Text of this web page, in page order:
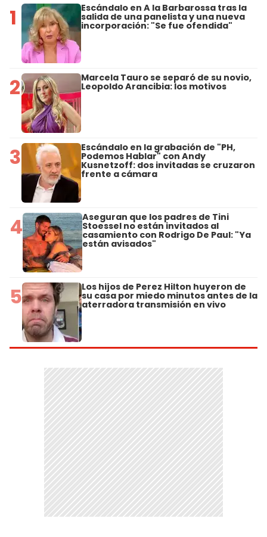
1 Escándalo en A la Barbarossa tras la
salida de una panelista y una nueva
incorporación: "Se fue ofendida"
2 Marcela Tauro se separó de su novio,
Leopoldo Arancibia: los motivos
3 Escándalo en la grabación de "PH,
Podemos Hablar" con Andy
Kusnetzoff: dos invitadas se cruzaron
frente a cámara
4 Aseguran que los padres de Tini
Stoessel no están invitados al
casamiento con Rodrigo De Paul: "Ya
están avisados"
5 Los hijos de Perez Hilton huyeron de
su casa por miedo minutos antes de la
aterradora transmisión en vivo